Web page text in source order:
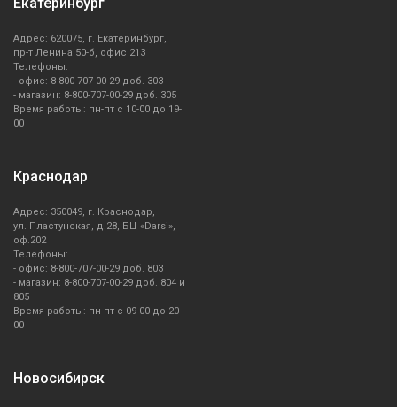
Адрес: 620075, г. Екатеринбург,
пр-т Ленина 50-б, офис 213
Телефоны:
- офис: 8-800-707-00-29 доб. 303
- магазин: 8-800-707-00-29 доб. 305
Время работы: пн-пт с 10-00 до 19-
00
Краснодар
Адрес: 350049, г. Краснодар,
ул. Пластунская, д.28, БЦ «Darsi»,
оф.202
Телефоны:
- офис: 8-800-707-00-29 доб. 803
- магазин: 8-800-707-00-29 доб. 804 и
805
Время работы: пн-пт с 09-00 до 20-
00
Новосибирск